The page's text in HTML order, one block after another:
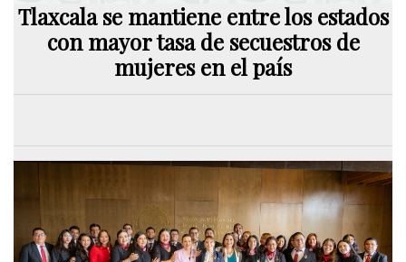
Tlaxcala se mantiene entre los estados
con mayor tasa de secuestros de
mujeres en el país